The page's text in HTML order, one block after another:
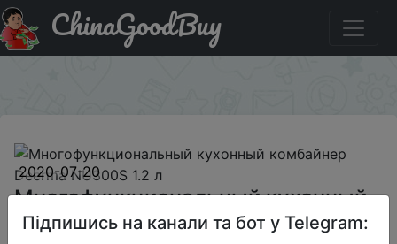
Купити по знижці BGDENU3 Многофункциональный
кухонный комбайнер Deerma NU300S 1.2 л
ChinaGoodBuy
2020-07-20
Многофункциональный кухонный
комбайнер Deerma NU300S 1.2 л
Підпишись на канали та бот у Telegram: